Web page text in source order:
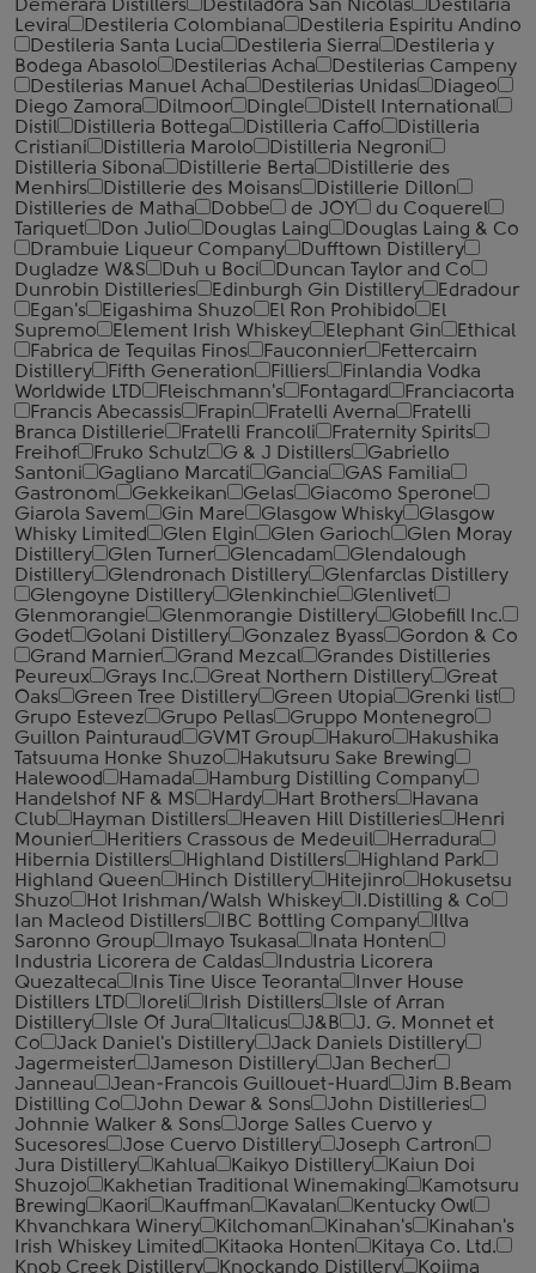
Demerara Distillers
Destiladora San Nicolas
Destilaria
Levira
Destileria Colombiana
Destileria Espiritu Andino
Destileria Santa Lucia
Destileria Sierra
Destileria y
Bodega Abasolo
Destilerias Acha
Destilerias Campeny
Destilerias Manuel Acha
Destilerias Unidas
Diageo
Diego Zamora
Dilmoor Dingle
Distell International
Distil
Distilleria Bottega Distilleria Caffo
Distilleria
Cristiani
Distilleria Marolo
Distilleria Negroni
Distilleria Sibona
Distillerie Berta
Distillerie des
Menhirs
Distillerie des Moisans
Distillerie Dillon
Distilleries de Matha
Dobbe de JOY
du Coquerel
Tariquet
Don Julio Douglas Laing
Douglas Laing & Co
Drambuie Liqueur Company
Dufftown Distillery
Dugladze W&S
Duh u Boci
Duncan Taylor and Co
Dunrobin Distilleries
Edinburgh Gin Distillery
Edradour
Egan's
Eigashima Shuzo El Ron Prohibido
El
Supremo
Element Irish Whiskey Elephant Gin
Ethical
Fabrica de Tequilas Finos
Fauconnier
Fettercairn
Distillery
Fifth Generation Filliers
Finlandia Vodka
Worldwide LTD
Fleischmann's Fontagard
Franciacorta
Francis Abecassis
Frapin Fratelli Averna
Fratelli
Branca Distillerie
Fratelli ‎Francoli
Fraternity Spirits
Freihof
Fruko Schulz G & J Distillers
Gabriello
Santoni
Gagliano Marcati Gancia
GAS Familia
Gastronom
Gekkeikan Gelas
Giacomo Sperone
Giarola Savem
Gin Mare Glasgow Whisky
Glasgow
Whisky Limited
Glen Elgin Glen Garioch
Glen Moray
Distillery
Glen Turner Glencadam
Glendalough
Distillery
Glendronach Distillery
Glenfarclas Distillery
Glengoyne Distillery
Glenkinchie
Glenlivet
Glenmorangie
Glenmorangie Distillery
Globefill Inc.
Godet
Golani Distillery Gonzalez Byass
Gordon & Co
Grand Marnier
Grand Mezcal
Grandes Distilleries
Peureux
Grays Inc. Great Northern Distillery
Great
Oaks
Green Tree Distillery Green Utopia
Grenki list
Grupo Estevez
Grupo Pellas
Gruppo Montenegro
Guillon Painturaud
GVMT Group Hakuro
Hakushika
Tatsuuma Honke Shuzo
Hakutsuru Sake Brewing
Halewood
Hamada
Hamburg Distilling Company
Handelshof NF & MS
Hardy Hart Brothers
Havana
Club
Hayman Distillers Heaven Hill Distilleries
Henri
Mounier
Heritiers Crassous de Medeuil
Herradura
Hibernia Distillers
Highland Distillers
Highland Park
Highland Queen
Hinch Distillery Hitejinro
Hokusetsu
Shuzo
Hot Irishman/Walsh Whiskey
I.Distilling & Co
Ian Macleod Distillers
IBC Bottling Company
Illva
Saronno Group
Imayo Tsukasa
Inata Honten
Industria Licorera de Caldas
Industria Licorera
Quezalteca
Inis Tine Uisce Teoranta
Inver House
Distillers LTD
Ioreli Irish Distillers
Isle of Arran
Distillery
Isle Of Jura Italicus J&B
J. G. Monnet et
Co
Jack Daniel's Distillery
Jack Daniels Distillery
Jagermeister
Jameson Distillery
Jan Becher
Janneau
Jean-Francois Guillouet-Huard
Jim B.Beam
Distilling Co
John Dewar & Sons
John Distilleries
Johnnie Walker & Sons
Jorge Salles Cuervo y
Sucesores
Jose Cuervo Distillery
Joseph Cartron
Jura Distillery
Kahlua Kaikyo Distillery
Kaiun Doi
Shuzojo
Kakhetian Traditional Winemaking
Kamotsuru
Brewing
Kaori Kauffman Kavalan
Kentucky Owl
Khvanchkara Winery
Kilchoman Kinahan's
Kinahan's
Irish Whiskey Limited
Kitaoka Honten
Kitaya Co. Ltd.
Knob Creek Distillery
Knockando Distillery
Kojima